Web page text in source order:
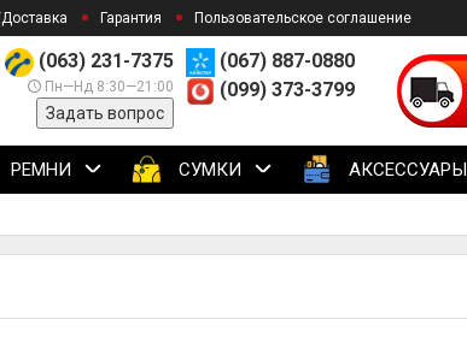
Гарантия Пользовательское соглашение
(063) 231-7375
Пн—Нд 8:30—21:00
Задать вопрос
(067) 887-0880
(099) 373-3799
РЕМНИ СУМКИ АКСЕССУАРЫ